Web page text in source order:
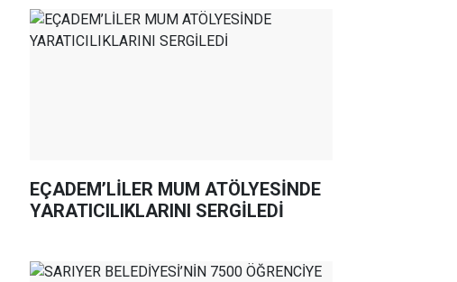
EÇADEM’LİLER MUM ATÖLYESİNDE
YARATICILIKLARINI SERGİLEDİ